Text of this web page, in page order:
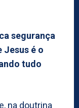
segurança
Jesus é o
tudo
na doutrina